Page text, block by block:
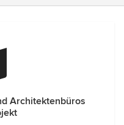
Architektenbüros